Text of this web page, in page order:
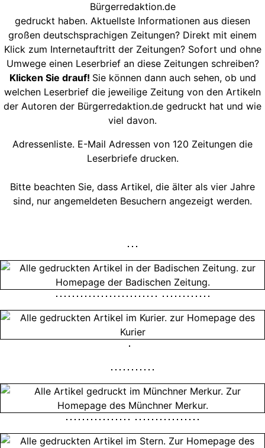
Bürgerredaktion.de
gedruckt haben. Aktuellste Informationen aus diesen
großen deutschsprachigen Zeitungen? Direkt mit einem
Klick zum Internetauftritt der Zeitungen? Sofort und ohne
Umwege einen Leserbrief an diese Zeitungen schreiben?
Klicken Sie drauf! Sie können dann auch sehen, ob und
welchen Leserbrief die jeweilige Zeitung von den Artikeln
der Autoren der Bürgerredaktion.de gedruckt hat und wie
viel davon.
Adressenliste. E-Mail Adressen von 120 Zeitungen die
Leserbriefe drucken.
Bitte beachten Sie, dass Artikel, die älter als vier Jahre
sind, nur angemeldeten Besuchern angezeigt werden.